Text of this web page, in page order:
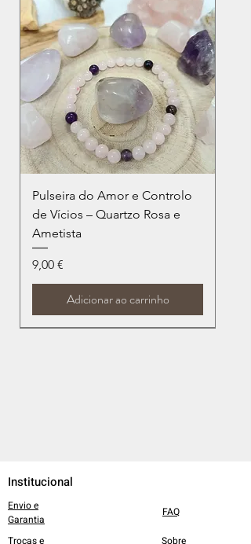
Pulseira do Amor e Controlo
de Vícios – Quartzo Rosa e
Ametista
Preço
9,00 €
Adicionar ao carrinho
Institucional
Envio e
Garantia
FAQ
Trocas e
Sobre